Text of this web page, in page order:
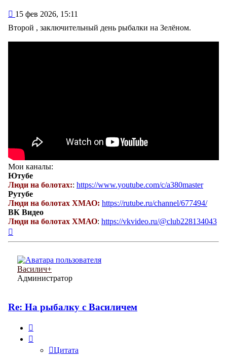
Сообщение
15 фев 2026, 15:11
Второй , заключительный день рыбалки на Зелёном.
Мои каналы:
Ютубе
Люди на болотах:: https://www.youtube.com/c/a380master
Рутубе
Люди на болотах ХМАО: https://rutube.ru/channel/677494/
ВК Видео
Люди на болотах ХМАО: https://vkvideo.ru/@club228134043
Василич+
Администратор
Re: На рыбалку с Василичем
Цитата